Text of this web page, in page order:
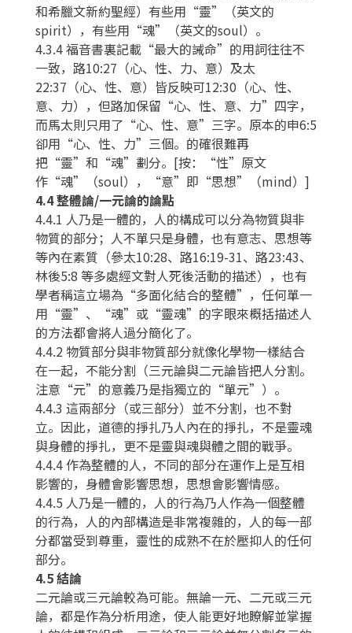
和希臘文新約聖經）有些用“靈”（英文的
spirit），有些用“魂”（英文的soul）。
4.3.4 福音書裏記載“最大的誡命”的用詞往往不
一致，路10:27（心、性、力、意）及太
22:37（心、性、意）皆反映可12:30（心、性、
意、力），但路加保留“心、性、意、力”四字，
而馬太則只用了“心、性、意”三字。原本的申6:5
卻用“心、性、力”三個。的確很難再
把“靈”和“魂”劃分。[按：“性”原文
作“魂”（soul），“意”即“思想”（mind）]
4.4 整體論/一元論的論點
4.4.1 人乃是一體的，人的構成可以分為物質與非
物質的部分；人不單只是身體，也有意志、思想等
等內在素質（參太10:28、路16:19-31、路23:43、
林後5:8 等多處經文對人死後活動的描述），也有
學者稱這立場為“多面化結合的整體”，任何單一
用“靈”、“魂”或“靈魂”的字眼來概括描述人
的方法都會將人過分簡化了。
4.4.2 物質部分與非物質部分就像化學物一樣結合
在一起，不能分割（三元論與二元論皆把人分割。
注意“元”的意義乃是指獨立的“單元”）。
4.4.3 這兩部分（或三部分）並不分割，也不對
立。因此，道德的掙扎乃人內在的掙扎，不是靈魂
與身體的掙扎，更不是靈與魂與體之間的戰爭。
4.4.4 作為整體的人，不同的部分在運作上是互相
影響的，身體會影響思想，思想會影響情感。
4.4.5 人乃是一體的，人的行為乃人作為一個整體
的行為，人的內部構造是非常複雜的，人的每一部
分都當受到尊重，靈性的成熟不在於壓抑人的任何
部分。
4.5 結論
二元論或三元論較為可能。無論一元、二元或三元
論，都是作為分析用途，使人能更好地瞭解並掌握